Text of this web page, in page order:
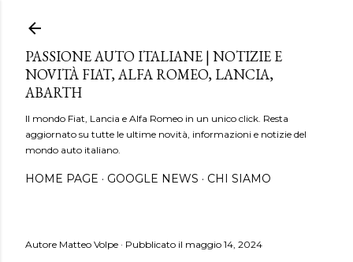
PASSIONE AUTO ITALIANE | NOTIZIE E
NOVITÀ FIAT, ALFA ROMEO, LANCIA,
ABARTH
Il mondo Fiat, Lancia e Alfa Romeo in un unico click. Resta
aggiornato su tutte le ultime novità, informazioni e notizie del
mondo auto italiano.
HOME PAGE GOOGLE NEWS CHI SIAMO
Autore Matteo Volpe Pubblicato il maggio 14, 2024